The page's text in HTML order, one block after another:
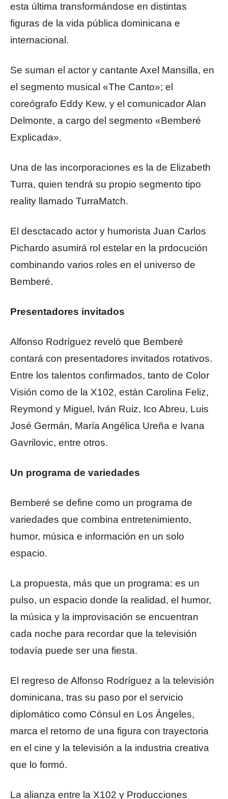
esta última transformándose en distintas
figuras de la vida pública dominicana e
internacional.
Se suman el actor y cantante Axel Mansilla, en
el segmento musical «The Canto»; el
coreógrafo Eddy Kew, y el comunicador Alan
Delmonte, a cargo del segmento «Bemberé
Explicada».
Una de las incorporaciones es la de Elizabeth
Turra, quien tendrá su propio segmento tipo
reality llamado TurraMatch.
El desctacado actor y humorista Juan Carlos
Pichardo asumirá rol estelar en la prdocución
combinando varios roles en el universo de
Bemberé.
Presentadores invitados
Alfonso Rodríguez reveló que Bemberé
contará con presentadores invitados rotativos.
Entre los talentos confirmados, tanto de Color
Visión como de la X102, están Carolina Feliz,
Reymond y Miguel, Iván Ruiz, Ico Abreu, Luis
José Germán, María Angélica Ureña e Ivana
Gavrilovic, entre otros.
Un programa de variedades
Bemberé se define como un programa de
variedades que combina entretenimiento,
humor, música e información en un solo
espacio.
La propuesta, más que un programa: es un
pulso, un espacio donde la realidad, el humor,
la música y la improvisación se encuentran
cada noche para recordar que la televisión
todavía puede ser una fiesta.
El regreso de Alfonso Rodríguez a la televisión
dominicana, tras su paso por el servicio
diplomático como Cónsul en Los Ángeles,
marca el retorno de una figura con trayectoria
en el cine y la televisión a la industria creativa
que lo formó.
La alianza entre la X102 y Producciones